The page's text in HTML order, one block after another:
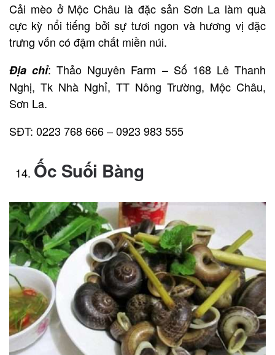
Cải mèo ở Mộc Châu là đặc sản Sơn La làm quà
cực kỳ nổi tiếng bởi sự tươi ngon và hương vị đặc
trưng vốn có đậm chất miền núi.
Địa chỉ: Thảo Nguyên Farm – Số 168 Lê Thanh
Nghị, Tk Nhà Nghỉ, TT Nông Trường, Mộc Châu,
Sơn La.
SĐT: 0223 768 666 – 0923 983 555
Ốc Suối Bàng